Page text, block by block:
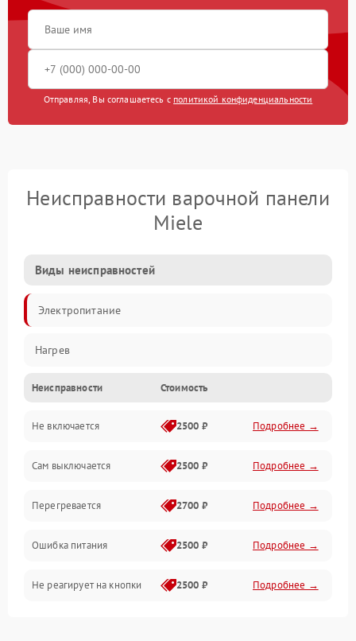
Отправляя, Вы соглашаетесь с политикой конфиденциальности
Неисправности варочной панели
Miele
Виды неисправностей
Электропитание
Нагрев
Неисправности Стоимость
Не включается 2500 ₽ Подробнее →
Сам выключается 2500 ₽ Подробнее →
Перегревается 2700 ₽ Подробнее →
Ошибка питания 2500 ₽ Подробнее →
Не реагирует на кнопки 2500 ₽ Подробнее →